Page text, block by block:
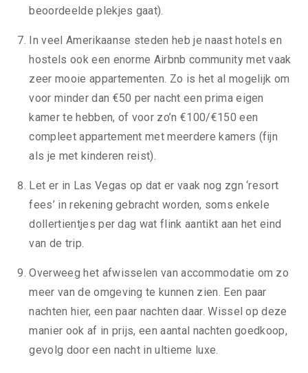
beoordeelde plekjes gaat).
In veel Amerikaanse steden heb je naast hotels en
hostels ook een enorme Airbnb community met vaak
zeer mooie appartementen. Zo is het al mogelijk om
voor minder dan €50 per nacht een prima eigen
kamer te hebben, of voor zo’n €100/€150 een
compleet appartement met meerdere kamers (fijn
als je met kinderen reist).
Let er in Las Vegas op dat er vaak nog zgn ‘resort
fees’ in rekening gebracht worden, soms enkele
dollertientjes per dag wat flink aantikt aan het eind
van de trip.
Overweeg het afwisselen van accommodatie om zo
meer van de omgeving te kunnen zien. Een paar
nachten hier, een paar nachten daar. Wissel op deze
manier ook af in prijs, een aantal nachten goedkoop,
gevolg door een nacht in ultieme luxe.